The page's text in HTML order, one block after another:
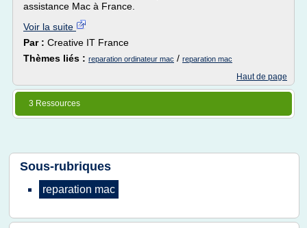
assistance Mac à France.
Voir la suite
Par : Creative IT France
Thèmes liés : reparation ordinateur mac / reparation mac
Haut de page
3 Ressources
Sous-rubriques
reparation mac